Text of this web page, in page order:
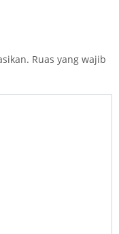
Ruas yang wajib